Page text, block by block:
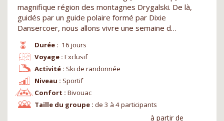
magnifique région des montagnes Drygalski. De là,
guidés par un guide polaire formé par Dixie
Dansercoer, nous allons vivre une semaine d…
Durée : 16 jours
Niveau : Sportif
Voyage : Exclusif
Confort : Bivouac
Activité : Ski de randonnée
Taille du groupe : de 3 à 4 participants
à partir de